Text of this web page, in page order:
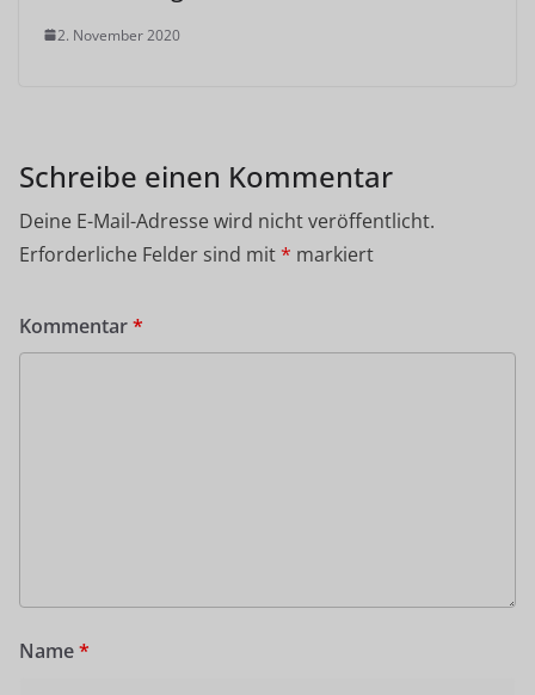
2. November 2020
Schreibe einen Kommentar
Deine E-Mail-Adresse wird nicht veröffentlicht.
Erforderliche Felder sind mit* markiert
Kommentar*
Name*